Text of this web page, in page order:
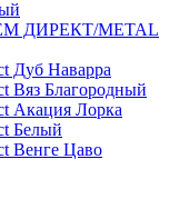
ДИРЕКТ/METAL
Дуб Наварра
Вяз Благородный
Акация Лорка
Белый
Венге Цаво